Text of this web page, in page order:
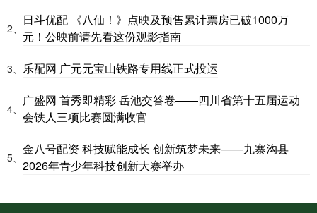
2、
日斗优配 《八仙！》点映及预售累计票房已破1000万
元！公映前请先看这份观影指南
3、 乐配网 广元元宝山铁路专用线正式投运
4、
广盛网 首秀即精彩 岳池交答卷——四川省第十五届运动
会铁人三项比赛圆满收官
5、
金八号配资 科技赋能成长 创新筑梦未来——九寨沟县
2026年青少年科技创新大赛举办